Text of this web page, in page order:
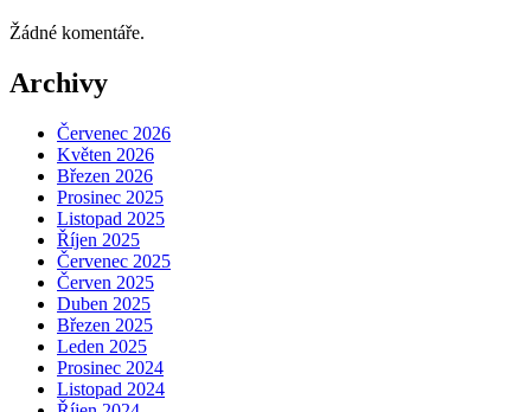
Žádné komentáře.
Archivy
Červenec 2026
Květen 2026
Březen 2026
Prosinec 2025
Listopad 2025
Říjen 2025
Červenec 2025
Červen 2025
Duben 2025
Březen 2025
Leden 2025
Prosinec 2024
Listopad 2024